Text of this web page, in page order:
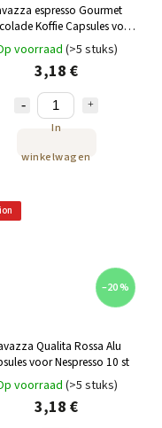
espresso Gourmet
Koffie Capsules voor
Nespresso 10 stuks
voorraad (>5 stuks)
3,18 €
In
winkelwagen
–20 %
Qualita Rossa Alu
voor Nespresso 10 st
voorraad (>5 stuks)
3,18 €